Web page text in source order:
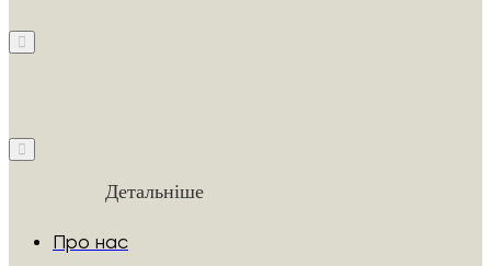
Детальніше
Про нас